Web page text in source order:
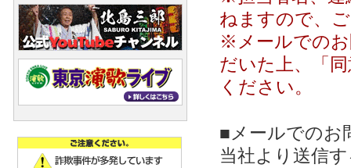
ねますので、
※メールでのお
だいた上、「
ください。
■メールでのお
当社より送信